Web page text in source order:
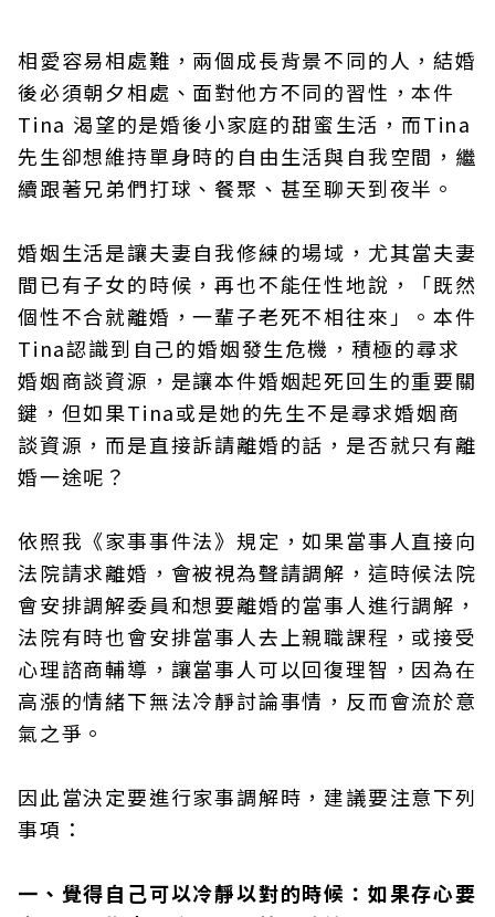
相愛容易相處難，兩個成長背景不同的人，結婚
後必須朝夕相處、面對他方不同的習性，本件
Tina 渴望的是婚後小家庭的甜蜜生活，而Tina
先生卻想維持單身時的自由生活與自我空間，繼
續跟著兄弟們打球、餐聚、甚至聊天到夜半。
婚姻生活是讓夫妻自我修練的場域，尤其當夫妻
間已有子女的時候，再也不能任性地說，「既然
個性不合就離婚，一輩子老死不相往來」。本件
Tina認識到自己的婚姻發生危機，積極的尋求
婚姻商談資源，是讓本件婚姻起死回生的重要關
鍵，但如果Tina或是她的先生不是尋求婚姻商
談資源，而是直接訴請離婚的話，是否就只有離
婚一途呢？
依照我《家事事件法》規定，如果當事人直接向
法院請求離婚，會被視為聲請調解，這時候法院
會安排調解委員和想要離婚的當事人進行調解，
法院有時也會安排當事人去上親職課程，或接受
心理諮商輔導，讓當事人可以回復理智，因為在
高漲的情緒下無法冷靜討論事情，反而會流於意
氣之爭。
因此當決定要進行家事調解時，建議要注意下列
事項：
一、覺得自己可以冷靜以對的時候：如果存心要